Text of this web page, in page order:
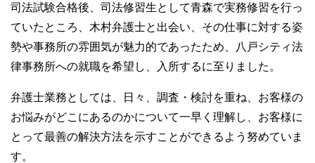
司法試験合格後、司法修習生として青森で実務修習を行っ
ていたところ、木村弁護士と出会い、その仕事に対する姿
勢や事務所の雰囲気が魅力的であったため、八戸シティ法
律事務所への就職を希望し、入所するに至りました。
弁護士業務としては、日々、調査・検討を重ね、お客様の
お悩みがどこにあるのかについて一早く理解し、お客様に
とって最善の解決方法を示すことができるよう努めていま
す。